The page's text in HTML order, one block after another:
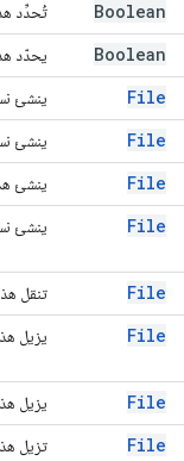
Boolean تُحدِّد
Boolean يحدّد
File ينشئ
File ينشئ
File ينشئ
File ينشئ
File تنقل
File يزيل
File يزيل
File تزيل